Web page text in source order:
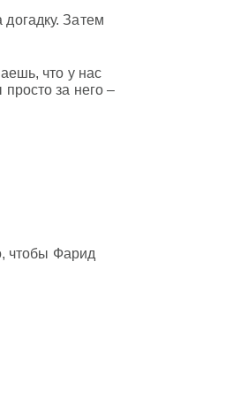
Затем
что у нас
за него –
чтобы Фарид